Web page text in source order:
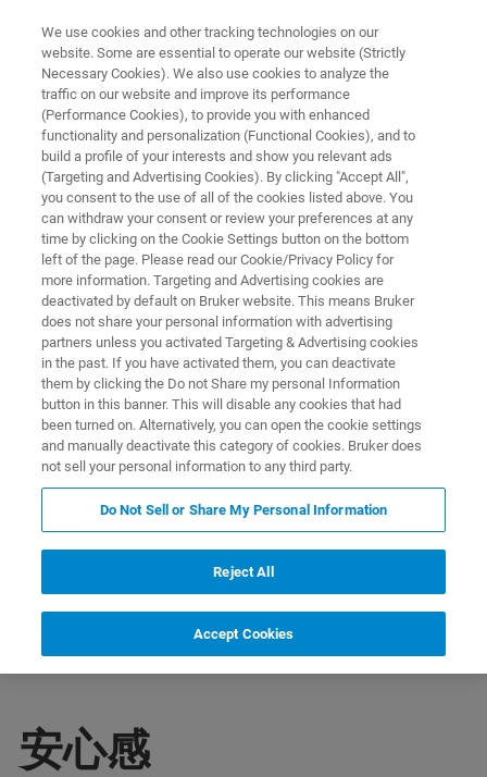
製薬向けのNMR & ESRソリューション
コンプライアンス
21 CFR Part 11 を考慮した最先端のデータイ
ンテグリティおよび法規制対応のために、特
別に設計された新しいソフトウェアツールを
含む、GxPに対応するためのキットです。
手のかからない
安心感
We use cookies and other tracking technologies on our
website. Some are essential to operate our website (Strictly
Necessary Cookies). We also use cookies to analyze the
traffic on our website and improve its performance
(Performance Cookies), to provide you with enhanced
functionality and personalization (Functional Cookies), and to
build a profile of your interests and show you relevant ads
(Targeting and Advertising Cookies). By clicking "Accept All",
you consent to the use of all of the cookies listed above. You
can withdraw your consent or review your preferences at any
time by clicking on the Cookie Settings button on the bottom
left of the page. Please read our Cookie/Privacy Policy for
more information. Targeting and Advertising cookies are
deactivated by default on Bruker website. This means Bruker
does not share your personal information with advertising
partners unless you activated Targeting & Advertising cookies
in the past. If you have activated them, you can deactivate
them by clicking the Do not Share my personal Information
button in this banner. This will disable any cookies that had
been turned on. Alternatively, you can open the cookie settings
and manually deactivate this category of cookies. Bruker does
not sell your personal information to any third party.
Do Not Sell or Share My Personal Information
Reject All
Accept Cookies